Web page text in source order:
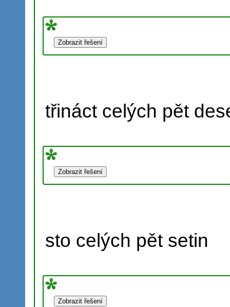
třináct celých pět
sto celých pět setin